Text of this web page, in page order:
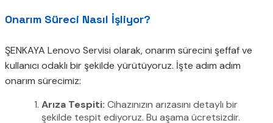
Onarım Süreci Nasıl İşliyor?
ŞENKAYA Lenovo Servisi olarak, onarım sürecini şeffaf ve
kullanıcı odaklı bir şekilde yürütüyoruz. İşte adım adım
onarım sürecimiz:
Arıza Tespiti: Cihazınızın arızasını detaylı bir
şekilde tespit ediyoruz. Bu aşama ücretsizdir.